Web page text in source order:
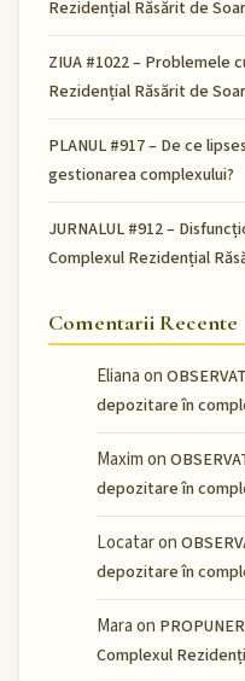
Rezidențial Răsărit de
ZIUA #1022 – Problemele
Rezidențial Răsărit de
PLANUL #917 – De ce
gestionarea complexului?
JURNALUL #912 –
Complexul Rezidențial
Comentarii Recente
Elianaon
depozitare în
Maximon
depozitare în
Locataron
depozitare în
Maraon
Complexul